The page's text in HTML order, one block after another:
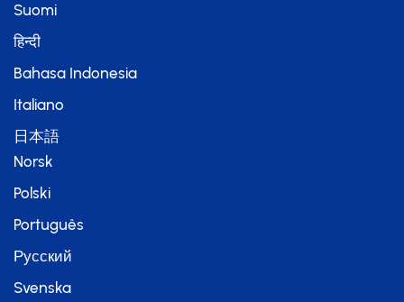
Suomi
हिन्दी
Bahasa Indonesia
Italiano
日本語
Norsk
Polski
Português
Русский
Svenska